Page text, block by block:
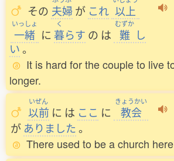
その 夫婦 が これ 以上
いっしょ
一緒 に
く
暮らす の は
むずか
難 し
い。
It is hard for the couple to live
longer.
いぜん
以前 に は ここ に
きょうかい
教会
が ありました。
There used to be a church